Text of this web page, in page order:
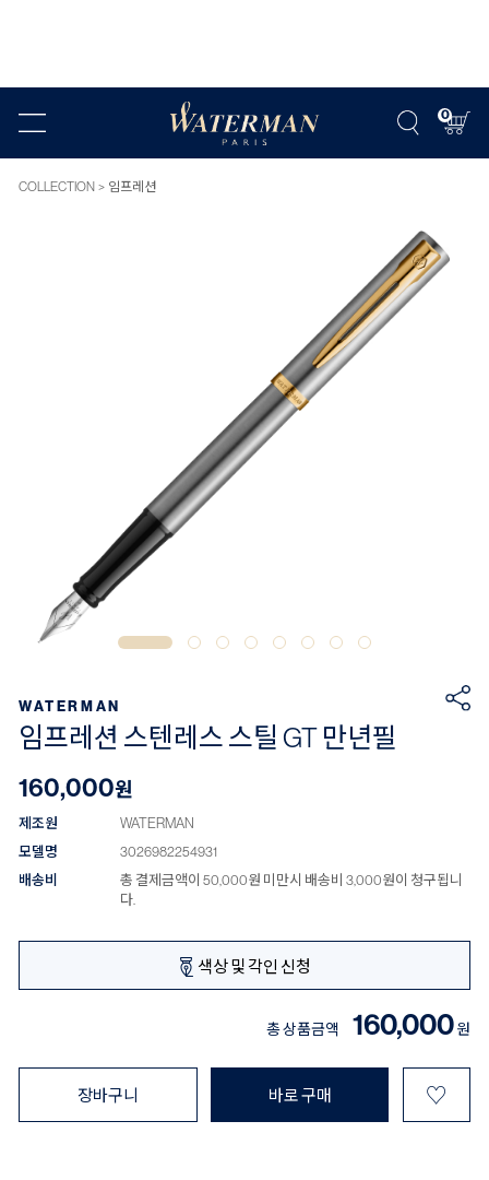
0
COLLECTION 임프레션
WATERMAN
임프레션 스텐레스 스틸 GT 만년필
160,000원
제조원
WATERMAN
모델명
3026982254931
배송비
총 결제금액이 50,000원 미만시 배송비 3,000원이 청구됩니
다.
색상 및 각인 신청
총 상품금액 160,000원
장바구니 바로 구매 ♡